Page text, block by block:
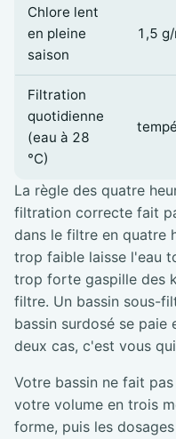
Chlore lent
en pleine
saison
1,5
Filtration
quotidienne
(eau à 28
°C)
La règle des quatre
filtration correcte fait
dans le filtre en quatre
trop faible laisse l'eau
trop forte gaspille des
filtre. Un bassin sous-
bassin surdosé se
deux cas, c'est vous
Votre bassin ne fait
votre volume en trois
forme, puis les